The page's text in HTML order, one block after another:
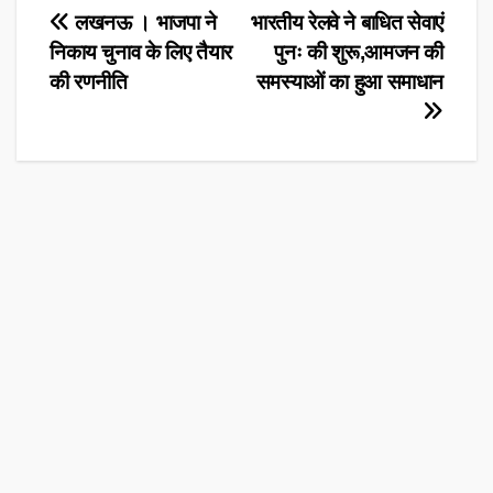
Post
navigation
भारतीय रेलवे ने बाधित सेवाएं
पुनः की शुरू,आमजन की
समस्याओं का हुआ समाधान
लखनऊ । भाजपा ने
निकाय चुनाव के लिए तैयार
की रणनीति